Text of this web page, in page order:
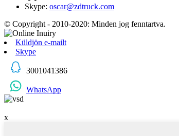
Skype: oscar@zdtruck.com
© Copyright - 2010-2020: Minden jog fenntartva.
Küldjön e-mailt
Skype
3001041386
WhatsApp
x